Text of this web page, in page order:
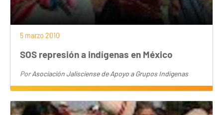
5 marzo 2010
SOS represión a indígenas en México
PorAsociación Jalisciense de Apoyo a Grupos Indígenas